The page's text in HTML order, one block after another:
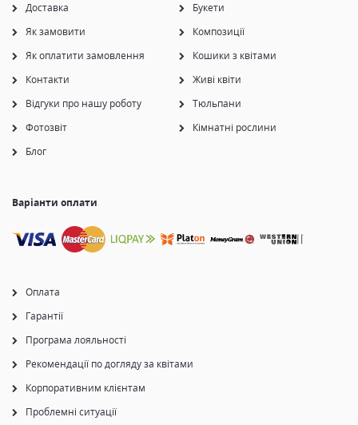
Доставка
Як замовити
Як оплатити замовлення
Контакти
Відгуки про нашу роботу
Фотозвіт
Блог
Букети
Композиції
Кошики з квітами
Живі квіти
Тюльпани
Кімнатні рослини
Оплата
Гарантії
Програма лояльності
Рекомендації по догляду за квітами
Корпоративним клієнтам
Проблемні ситуації
Варіанти оплати